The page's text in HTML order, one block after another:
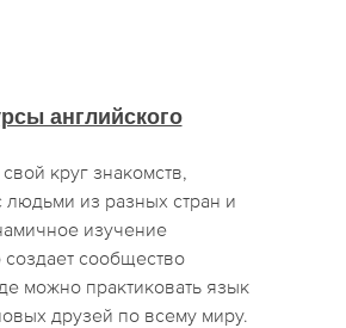
английского
круг знакомств,
людьми из разных стран и
изучение
создает сообщество
можно практиковать язык
друзей по всему миру.